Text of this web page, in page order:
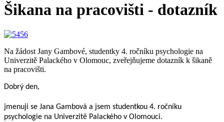
Šikana na pracovišti - dotazník
Na žádost Jany Gambové, studentky 4. ročníku psychologie na
Univerzitě Palackého v Olomouc, zveřejňujeme dotazník k šikaně
na pracovišti.
Dobrý den,
jmenuji se Jana Gambová a jsem studentkou 4. ročníku
psychologie na Univerzitě Palackého v Olomouci.